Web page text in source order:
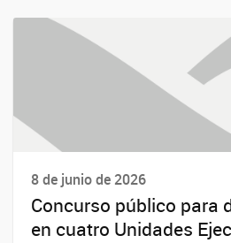
8 de junio de 2026
Concurso público para
en cuatro Unidades